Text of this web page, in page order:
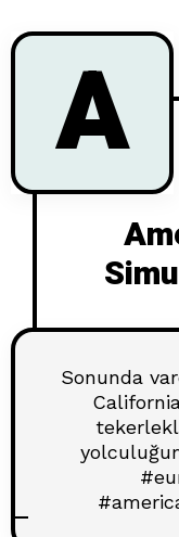
A
Sonunda